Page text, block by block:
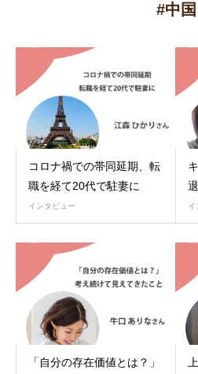
#中国
コロナ禍での帯同延期、転
職を経て20代で駐妻に
インタビュー イ
「自分の存在価値とは？」